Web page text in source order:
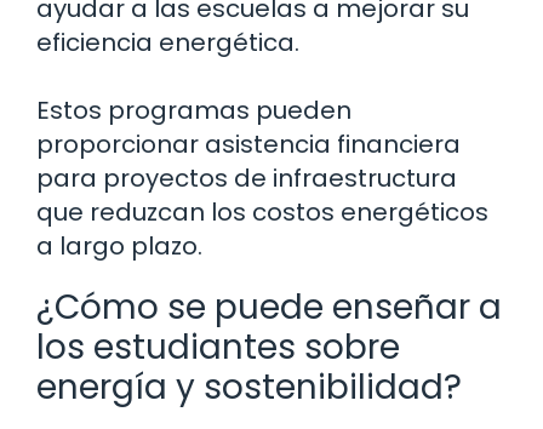
ayudar a las escuelas a mejorar su
eficiencia energética.
Estos programas pueden
proporcionar asistencia financiera
para proyectos de infraestructura
que reduzcan los costos energéticos
a largo plazo.
¿Cómo se puede enseñar a
los estudiantes sobre
energía y sostenibilidad?